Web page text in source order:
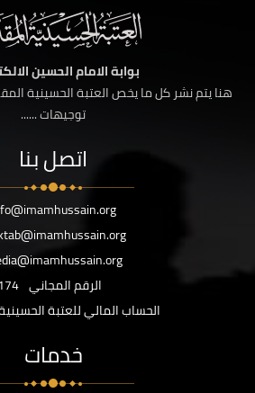
بوابة الامام الحسين
هنا يتم نشر كل ما يخص العتبة الحسينية
توجيهات ......
اتصل بنا
الرقم المجاني
الحساب المالي للعتبة
خدمات